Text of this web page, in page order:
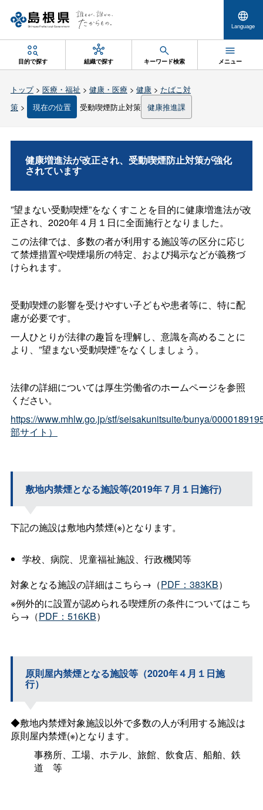
Language
目的で探す 組織で探す キーワード検索 メニュー
トップ> 医療・福祉 > 健康・医療 > 健康> たばこ対
策> 現在の位置 受動喫煙防止対策 健康推進課
健康増進法が改正され、受動喫煙防止対策が強化
されています
”望まない受動喫煙”をなくすことを目的に健康増進法が改
正され、2020年４月１日に全面施行となりました。
この法律では、多数の者が利用する施設等の区分に応じ
て禁煙措置や喫煙場所の特定、および掲示などが義務づ
けられます。
受動喫煙の影響を受けやすい子どもや患者等に、特に配
慮が必要です。
一人ひとりが法律の趣旨を理解し、意識を高めることに
より、”望まない受動喫煙”をなくしましょう。
法律の詳細については厚生労働省のホームページを参照
ください。
https://www.mhlw.go.jp/stf/seisakunitsuite/bunya/
部サイト）
敷地内禁煙となる施設等(2019年７月１日施行)
下記の施設は敷地内禁煙(※)となります。
学校、病院、児童福祉施設、行政機関等
対象となる施設の詳細はこちら→（PDF：383KB）
※例外的に設置が認められる喫煙所の条件についてはこち
ら→（PDF：516KB）
原則屋内禁煙となる施設等（2020年４月１日施
行）
◆敷地内禁煙対象施設以外で多数の人が利用する施設は
原則屋内禁煙(※)となります。
事務所、工場、ホテル、旅館、飲食店、船舶、鉄
道 等